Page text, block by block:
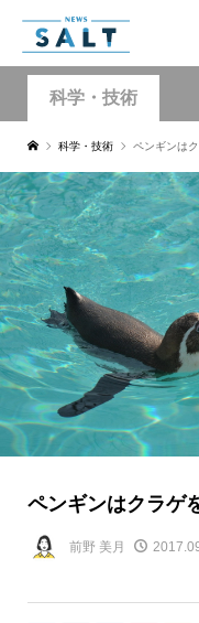
科学・技術
科学・技術 ペンギンは
ペンギンはクラゲ
前野 美月